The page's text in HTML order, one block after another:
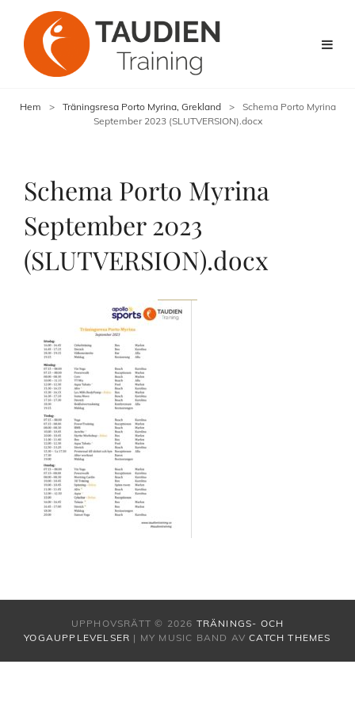
Hem > Träningsresa Porto Myrina, Grekland >
Schema Porto Myrina
September 2023 (SLUTVERSION).docx
Schema Porto Myrina
September 2023
(SLUTVERSION).docx
UPPHOVSRÄTT © 2026 TRÄNINGS- OCH
YOGAUPPLEVELSER | MY MUSIC BAND AVCATCH THEMES